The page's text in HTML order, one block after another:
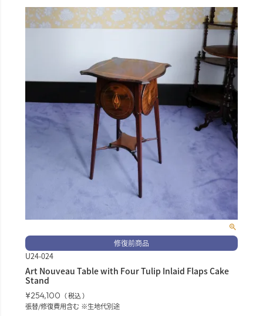
修復前商品
U24-024
Art Nouveau Table with Four Tulip Inlaid Flaps Cake
Stand
¥254,100
税込
張替/修復費用含む ※生地代別途